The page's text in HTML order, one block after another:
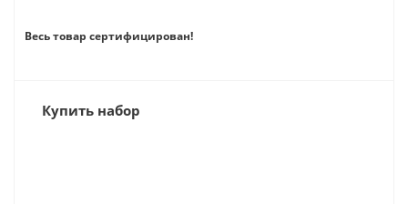
Весь товар сертифицирован!
Купить набор